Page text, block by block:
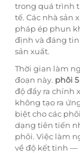
trong quá trình
tế. Các nhà sản
pháp ép phun
định và đáng tin
sản xuất.
Thời gian làm
đoạn này. phôi
độ đẩy ra chính
không tạo ra
biệt cho các
dạng tiên tiến
phôi. Việc làm
về độ kết tinh —